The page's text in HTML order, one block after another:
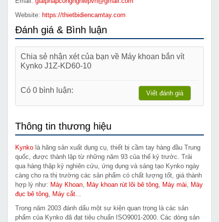
Website: https://thietbidiencamtay.com
Đánh giá & Bình luận
Chia sẻ nhận xét của bạn về Máy khoan bắn vít
Kynko J1Z-KD60-10
Có 0 bình luận: Viết đánh giá
Thông tin thương hiệu
Kynko là hãng sản xuất dụng cụ, thiết bị cầm tay hàng đầu Trung
quốc, được thành lập từ những năm 93 của thế kỷ trước. Trải
qua hàng thập kỷ nghiên cứu, ứng dụng và sáng tạo Kynko ngày
càng cho ra thị trường các sản phẩm có chất lượng tốt, giá thành
hợp lý như: Máy Khoan Máy khoan rút lõi bê tông Máy mài
Máy
đục bê tông
Máy cắt
Trong năm 2003 đánh dấu một sự kiện quan trọng là các sản
phẩm của Kynko đã đạt tiêu chuẩn ISO9001-2000. Các dòng sản